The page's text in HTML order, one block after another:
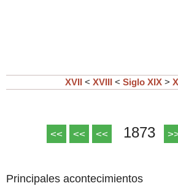
XVII < XVIII < Siglo XIX >
<< << << 1873
Principales acontecimientos